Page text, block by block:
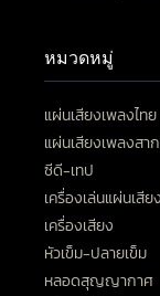
หมวดหมู่
แผ่นเสียงเพลงไทย
แผ่นเสียงเพลงสา
ซีดี-เทป
เครื่องเล่นแผ่นเสียง
เครื่องเสียง
หัวเข็ม-ปลายเข็ม
หลอดสุญญากาศ